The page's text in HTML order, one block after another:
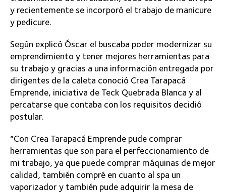
y recientemente se incorporó el trabajo de manicure
y pedicure.
Según explicó Óscar el buscaba poder modernizar su
emprendimiento y tener mejores herramientas para
su trabajo y gracias a una información entregada por
dirigentes de la caleta conoció Crea Tarapacá
Emprende, iniciativa de Teck Quebrada Blanca y al
percatarse que contaba con los requisitos decidió
postular.
“Con Crea Tarapacá Emprende pude comprar
herramientas que son para el perfeccionamiento de
mi trabajo, ya que puede comprar máquinas de mejor
calidad, también compré en cuanto al spa un
vaporizador y también pude adquirir la mesa de